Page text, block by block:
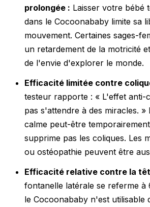
prolongée : Laisser votre bébé
dans le Cocoonababy limite sa
mouvement. Certaines sages-
un retardement de la motricité
de l'envie d'explorer le monde.
Efficacité limitée contre
testeur rapporte : « L'effet anti-
pas s'attendre à des miracles. »
calme peut-être
supprime pas les coliques. Les
ou ostéopathie peuvent être
Efficacité relative contre la
fontanelle latérale se referme à
le Cocoonababy n'est utilisable